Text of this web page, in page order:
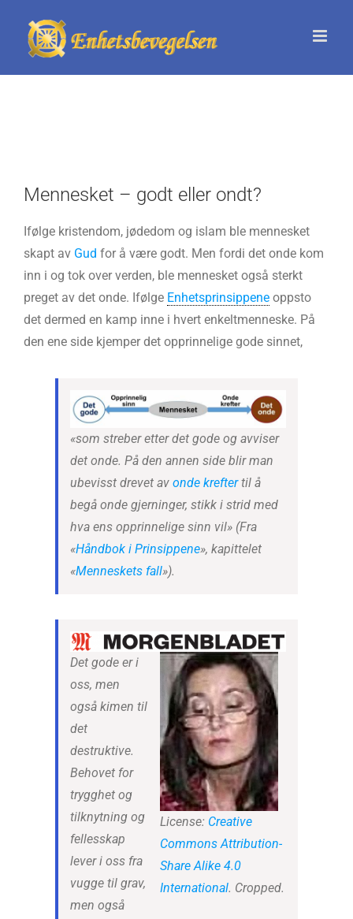
content
Mennesket – godt eller ondt?
Ifølge kristendom, jødedom og islam ble mennesket
skapt av Gud for å være godt. Men fordi det onde kom
inn i og tok over verden, ble mennesket også sterkt
preget av det onde. Ifølge Enhetsprinsippene oppsto
det dermed en kamp inne i hvert enkeltmenneske. På
den ene side kjemper det opprinnelige gode sinnet,
«som streber etter det gode og avviser
det onde. På den annen side blir man
ubevisst drevet av onde kreftertil å
begå onde gjerninger, stikk i strid med
hva ens opprinnelige sinn vil» (Fra
«Håndbok i Prinsippene», kapittelet
«Menneskets fall»).
License: Creative
Commons Attribution-
Share Alike 4.0
International. Cropped.
Det gode er i
oss, men
også kimen til
det
destruktive.
Behovet for
trygghet og
tilknytning og
fellesskap
lever i oss fra
vugge til grav,
men også